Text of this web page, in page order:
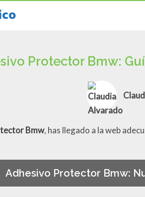
Protector Bmw:
Bmw, has llegado a la web
Adhesivo Protector Bmw: